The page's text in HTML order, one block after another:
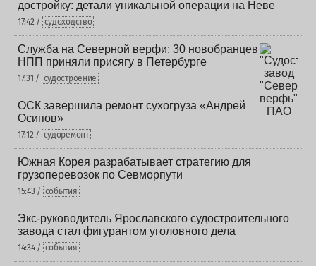
достройку: детали уникальной операции на Неве
17:42 / судоходство
Служба на Северной верфи: 30 новобранцев
НПП приняли присягу в Петербурге
17:31 / судостроение
ОСК завершила ремонт сухогруза «Андрей
Осипов»
17:12 / судоремонт
Южная Корея разрабатывает стратегию для
грузоперевозок по Севморпути
15:43 / события
Экс-руководитель Ярославского судостроительного
завода стал фигурантом уголовного дела
14:34 / события